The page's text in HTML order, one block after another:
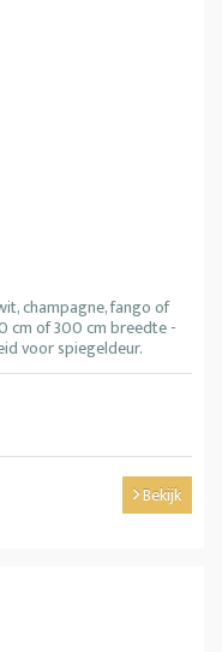
champagne, fango of
cm of 300 cm breedte -
voor spiegeldeur.
Bekijk